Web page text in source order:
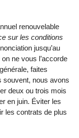
renouvelable
sur les conditions
jusqu’au
ne vous l’accorde
faites
souvent, nous avons
deux ou trois mois
en juin. Éviter les
les contrats de plus